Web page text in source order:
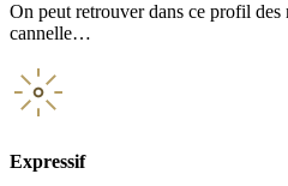
On peut retrouver dans ce profil
cannelle…
Expressif